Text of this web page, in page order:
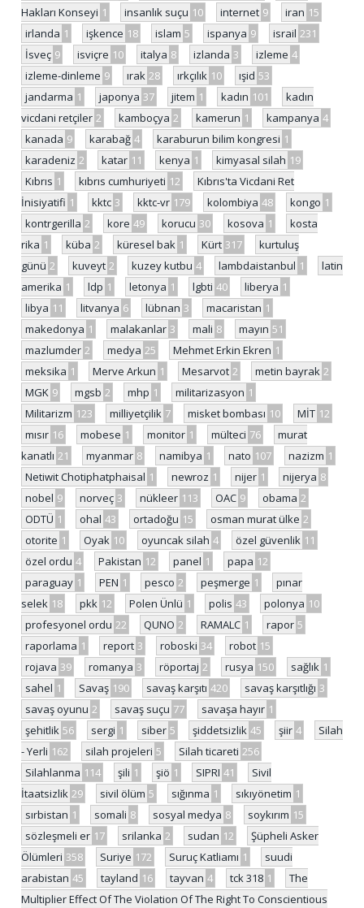
Hakları Konseyi 1 insanlık suçu 10 internet 9 iran 15
irlanda 1 işkence 18 islam 5 ispanya 9 israil 231
İsveç 9 isviçre 10 italya 8 izlanda 3 izleme 4
izleme-dinleme 9 ırak 28 ırkçılık 10 ışid 53
jandarma 1 japonya 37 jitem 1 kadın 101
kadın
vicdani retçiler 2 kamboçya 2 kamerun 1 kampanya 4
kanada 9 karabağ 4 karaburun bilim kongresi 1
karadeniz 2 katar 11 kenya 1 kimyasal silah 19
Kıbrıs 1 kıbrıs cumhuriyeti 12
Kıbrıs'ta Vicdani Ret
İnisiyatifi 1 kktc 3 kktc-vr 179 kolombiya 48 kongo 1
kontrgerilla 2 kore 49 korucu 30 kosova 1
kosta
rika 1 küba 2 küresel bak 1 Kürt 317
kurtuluş
günü 2 kuveyt 2 kuzey kutbu 4 lambdaistanbul 1
latin
amerika 1 ldp 1 letonya 1 lgbti 40 liberya 1
libya 11 litvanya 6 lübnan 3 macaristan 1
makedonya 1 malakanlar 3 mali 8 mayın 51
mazlumder 2 medya 25 Mehmet Erkin Ekren 1
meksika 1 Merve Arkun 1 Mesarvot 2 metin bayrak 2
MGK 9 mgsb 2 mhp 1 militarizasyon 1
Militarizm 123 milliyetçilik 7 misket bombası 10 MİT 12
mısır 16 mobese 1 monitor 1 mülteci 76
murat
kanatlı 21 myanmar 8 namibya 1 nato 107 nazizm 1
Netiwit Chotiphatphaisal 1 newroz 1 nijer 1 nijerya 8
nobel 9 norveç 3 nükleer 113 OAC 9 obama 2
ODTÜ 1 ohal 43 ortadoğu 15 osman murat ülke 2
otorite 1 Oyak 10 oyuncak silah 4 özel güvenlik 11
özel ordu 4 Pakistan 12 panel 1 papa 12
paraguay 1 PEN 1 pesco 2 peşmerge 1
pınar
selek 18 pkk 12 Polen Ünlü 1 polis 43 polonya 10
profesyonel ordu 22 QUNO 2 RAMALC 1 rapor 5
raporlama 1 report 3 roboski 34 robot 15
rojava 39 romanya 3 röportaj 2 rusya 150 sağlık 1
sahel 1 Savaş 190 savaş karşıtı 420 savaş karşıtlığı 3
savaş oyunu 2 savaş suçu 77 savaşa hayır 1
şehitlik 56 sergi 1 siber 5 şiddetsizlik 45 şiir 4
Silah
- Yerli 162 silah projeleri 5 Silah ticareti 256
Silahlanma 114 şili 1 şiö 1 SIPRI 41
Sivil
İtaatsizlik 29 sivil ölüm 5 sığınma 1 sıkıyönetim 1
sırbistan 1 somali 8 sosyal medya 8 soykırım 15
sözleşmeli er 17 srilanka 2 sudan 12
Şüpheli Asker
Ölümleri 358 Suriye 172 Suruç Katliamı 1
suudi
arabistan 45 tayland 16 tayvan 4 tck 318 1
The
Multiplier Effect Of The Violation Of The Right To Conscientious